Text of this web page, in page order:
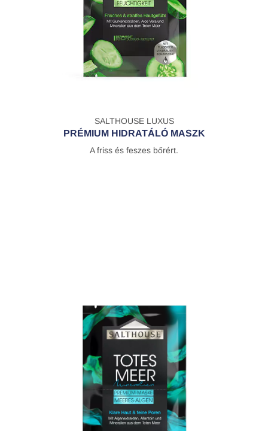
SALTHOUSE LUXUS
PRÉMIUM HIDRATÁLÓ MASZK
A friss és feszes bőrért.